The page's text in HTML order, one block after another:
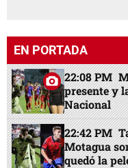
EN PORTADA
22:08 PM
presente y
Nacional
22:42 PM
Motagua
quedó la